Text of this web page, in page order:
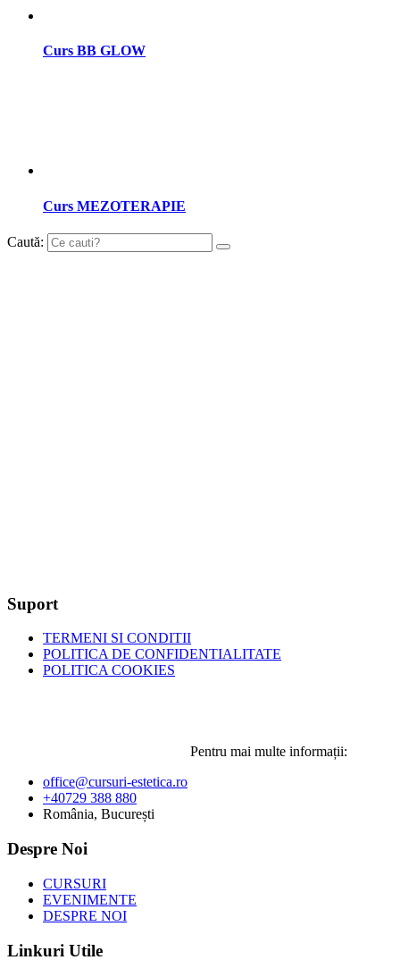
Curs BB GLOW
Curs MEZOTERAPIE
Caută:
Suport
TERMENI SI CONDITII
POLITICA DE CONFIDENTIALITATE
POLITICA COOKIES
Pentru mai multe informații:
office@cursuri-estetica.ro
+40729 388 880
România, București
Despre Noi
CURSURI
EVENIMENTE
DESPRE NOI
Linkuri Utile